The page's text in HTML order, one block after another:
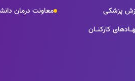
پزشکی
معاونت درمان
كاركنــان